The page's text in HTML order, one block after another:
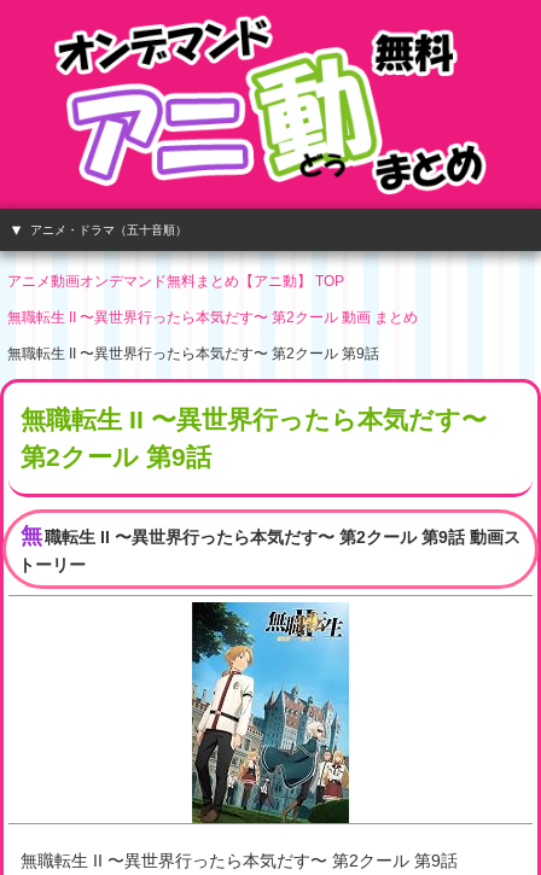
アニメ・ドラマ（五十音順）
アニメ動画オンデマンド無料まとめ【アニ動】 TOP
無職転生 II 〜異世界行ったら本気だす〜 第2クール 動画 まとめ
無職転生 II 〜異世界行ったら本気だす〜 第2クール 第9話
無職転生 II 〜異世界行ったら本気だす〜
第2クール 第9話
無職転生 II 〜異世界行ったら本気だす〜 第2クール 第9話 動画ス
トーリー
無職転生 II 〜異世界行ったら本気だす〜 第2クール 第9話